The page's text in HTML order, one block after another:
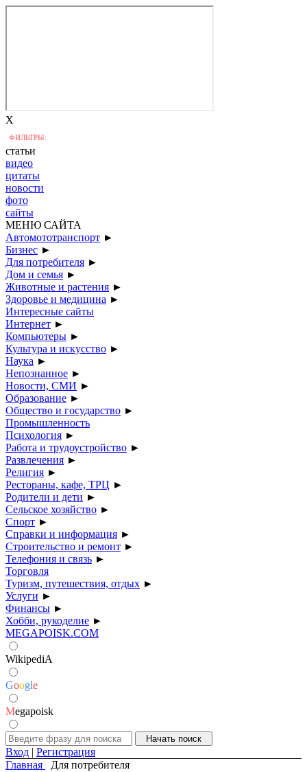
X
ФИЛЬТРЫ:
статьи
видео
цитаты
новости
фото
сайты
МЕНЮ САЙТА
Автомототранспорт ►
Бизнес ►
Для потребителя ►
Дом и семья ►
Животные и растения ►
Здоровье и медицина ►
Интересные сайты
Интернет ►
Компьютеры ►
Культура и искусство ►
Наука ►
Непознанное ►
Новости, СМИ ►
Образование ►
Общество и государство ►
Промышленность
Психология ►
Работа и трудоустройство ►
Развлечения ►
Религия ►
Рестораны, кафе, ТРЦ ►
Родители и дети ►
Сельское хозяйство ►
Спорт ►
Справки и информация ►
Строительство и ремонт ►
Телефония и связь ►
Торговля
Туризм, путешествия, отдых ►
Услуги ►
Финансы ►
Хобби, рукоделие ►
MEGAPOISK.COM
WikipediA
Google
Megapoisk
Вход | Регистрация
Главная
Для потребителя